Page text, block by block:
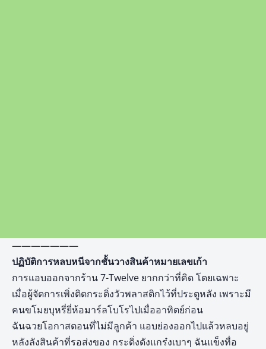
———————
ปฏิบัติการหลบหนีจากชั้นวางสินค้าหมายเลขเก้า
การแอบออกจากร้าน 7-Twelve ยากกว่าที่คิด โดยเฉพาะ
เมื่อผู้จัดการเพิ่งติดกระดิ่งวัวพลาสติกไว้ที่ประตูหลัง เพราะมี
คนขโมยบุหรี่ยี่ห้อมาร์ลโบโรไปเมื่ออาทิตย์ก่อน
ฉันฉวยโอกาสตอนที่ไม่มีลูกค้า แอบย่องออกไปแล้วหลบอยู่
หลังลังสินค้าที่รอส่งของ กระดิ่งดังแกร๋งเบาๆ ฉันแข็งทื่อ